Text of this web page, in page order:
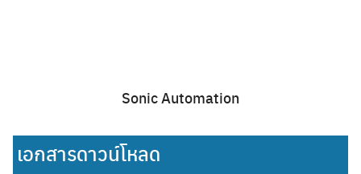
Sonic Automation
เอกสารดาวน์โหลด